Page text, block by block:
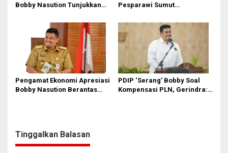
Bobby Nasution Tunjukkan
Medan di Eranya
Pesparawi Sumut
Langsung Ambil Langkah
Pengamat Ekonomi Apresiasi
Bobby Nasution Berantas
PDIP ‘Serang’ Bobby Soal
Kompensasi PLN, Gerindra:
Tinggalkan Balasan